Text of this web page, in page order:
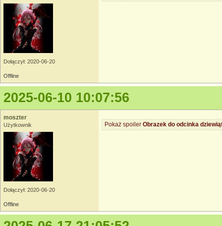
Dołączył: 2020-06-20
Offline
2025-06-10 10:07:56
moszter
Użytkownik
Dołączył: 2020-06-20
Pokaż spoiler Obrazek do odcinka
Offline